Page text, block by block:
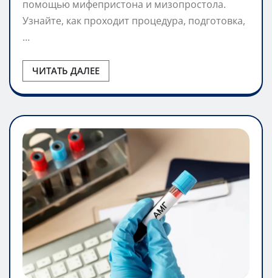
помощью мифепристона и мизопростола.
Узнайте, как проходит процедура, подготовка,
…
ЧИТАТЬ ДАЛЕЕ